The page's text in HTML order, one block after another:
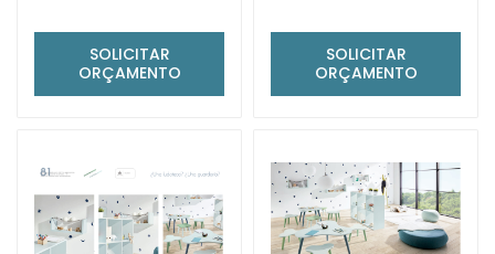
SOLICITAR
ORÇAMENTO
SOLICITAR
ORÇAMENTO